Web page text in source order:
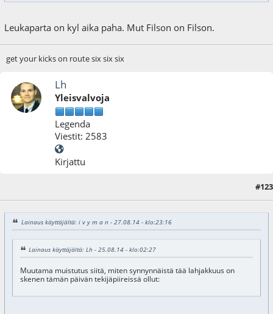
Leukaparta on kyl aika paha. Mut Filson on Filson.
get your kicks on route six six six
Lh
Yleisvalvoja
Legenda
Viestit: 2583
Kirjattu
#123
Lainaus käyttäjältä: i v y m a n - 27.08.14 - klo:23:16
Lainaus käyttäjältä: Lh - 25.08.14 - klo:02:27
Muutama muistutus siitä, miten synnynnäistä tää lahjakkuus on
skenen tämän päivän tekijäpiireissä ollut: